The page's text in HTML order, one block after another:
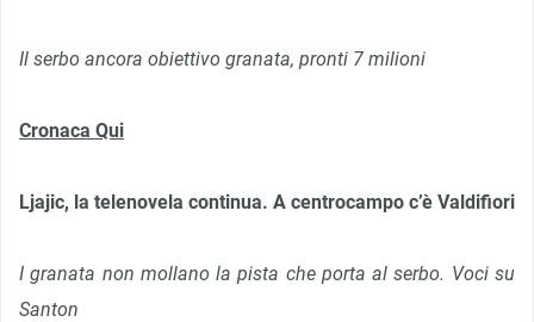
Il serbo ancora obiettivo granata, pronti 7 milioni
Cronaca Qui
Ljajic, la telenovela continua. A centrocampo c’è Valdifiori
I granata non mollano la pista che porta al serbo. Voci su
Santon